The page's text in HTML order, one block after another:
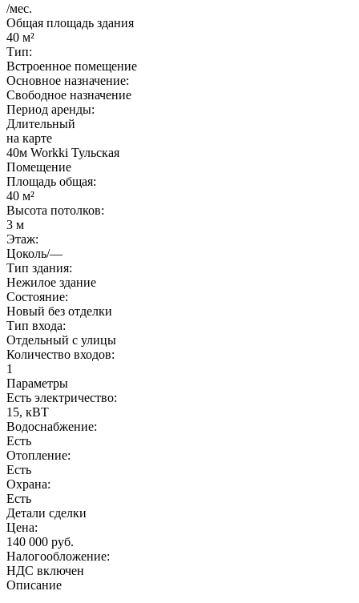
/мес.
Общая площадь здания
40 м²
Тип:
Встроенное помещение
Основное назначение:
Свободное назначение
Период аренды:
Длительный
на карте
40м Workki Тульская
Помещение
Площадь общая:
40 м²
Высота потолков:
3 м
Этаж:
Цоколь/—
Тип здания:
Нежилое здание
Состояние:
Новый без отделки
Тип входа:
Отдельный с улицы
Количество входов:
1
Параметры
Есть электричество:
15, кВТ
Водоснабжение:
Есть
Отопление:
Есть
Охрана:
Есть
Детали сделки
Цена:
140 000 руб.
Налогообложение:
НДС включен
Описание